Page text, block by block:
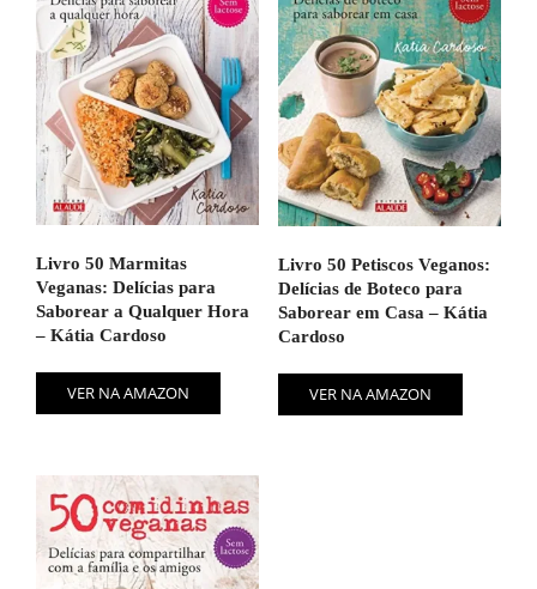
Livro 50 Marmitas
Veganas: Delícias para
Saborear a Qualquer Hora
– Kátia Cardoso
VER NA AMAZON
Livro 50 Petiscos Veganos:
Delícias de Boteco para
Saborear em Casa – Kátia
Cardoso
VER NA AMAZON